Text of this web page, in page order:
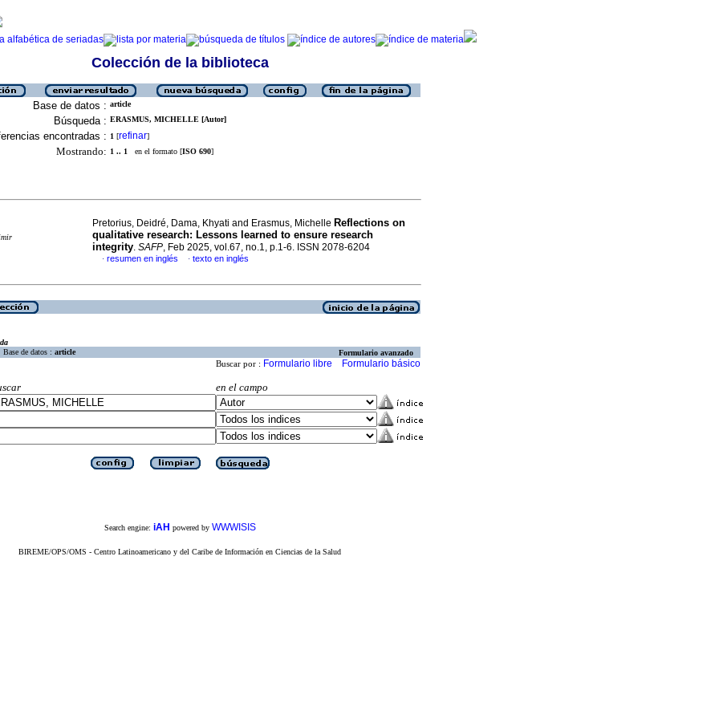
Colección de la biblioteca
Base de datos : article
Búsqueda : ERASMUS, MICHELLE [Autor]
encontradas : 1 [refinar]
Mostrando: 1 .. 1 en el formato [ISO 690]
Pretorius, Deidré, Dama, Khyati and Erasmus, Michelle Reflections on
qualitative research: Lessons learned to ensure research
integrity. SAFP, Feb 2025, vol.67, no.1, p.1-6. ISSN 2078-6204
· resumen en inglés · texto en inglés
Base de datos : article Formulario avanzado
Buscar por : Formulario libre Formulario básico
en el campo
Search engine: iAH powered by WWWISIS
BIREME/OPS/OMS - Centro Latinoamericano y del Caribe de Información en Ciencias de la Salud